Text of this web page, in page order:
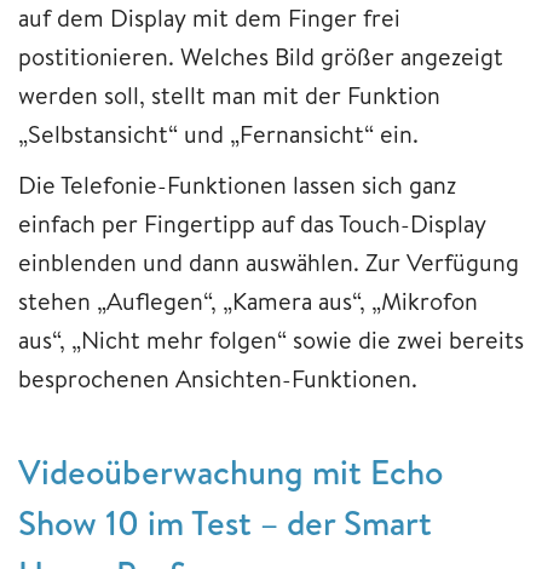
auf dem Display mit dem Finger frei
postitionieren. Welches Bild größer angezeigt
werden soll, stellt man mit der Funktion
„Selbstansicht“ und „Fernansicht“ ein.
Die Telefonie-Funktionen lassen sich ganz
einfach per Fingertipp auf das Touch-Display
einblenden und dann auswählen. Zur Verfügung
stehen „Auflegen“, „Kamera aus“, „Mikrofon
aus“, „Nicht mehr folgen“ sowie die zwei bereits
besprochenen Ansichten-Funktionen.
Videoüberwachung mit Echo
Show 10 im Test – der Smart